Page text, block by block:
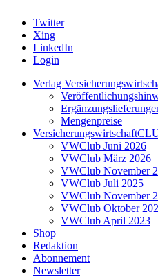
Twitter
Xing
LinkedIn
Login
Verlag
Mengenpreise
VWClub Juni 2026
VWClub März 2026
VWClub November
VWClub Juli 2025
VWClub November
VWClub Oktober
VWClub April 2023
Shop
Redaktion
Abonnement
Newsletter